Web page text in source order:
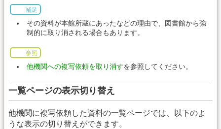
補足
その資料が本館所蔵にあったなどの理由で、図書館から強
制的に取り消される場合もあります。
参照
他機関への複写依頼を取り消すを参照してください。
一覧ページの表示切り替え
他機関に複写依頼した資料の一覧ページでは、以下のよ
うな表示の切り替えができます。